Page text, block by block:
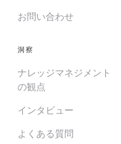
お問い合わせ
洞察
ナレッジマネジメント
の観点
インタビュー
よくある質問